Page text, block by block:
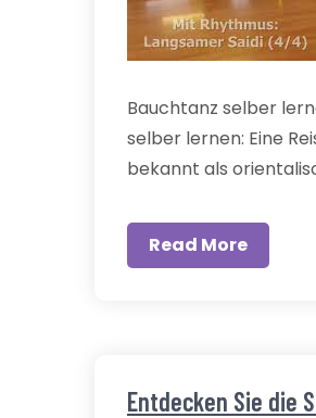
Bauchtanz selber
selber lernen: Eine
bekannt als
Read More
Entdecken Sie die